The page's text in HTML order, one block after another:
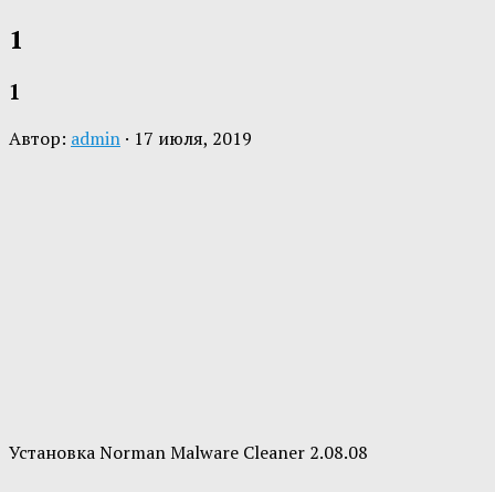
1
1
Автор: admin · 17 июля, 2019
Установка Norman Malware Cleaner 2.08.08